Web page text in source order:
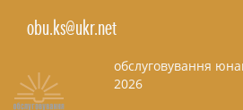
obu.ks@ukr.net
обслуговування
2026